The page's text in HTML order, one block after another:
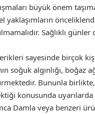
büyük önem
yaklaşımların
Sağlıklı günler
sayesinde birçok
soğuk algınlığı, boğaz
Bununla
konusunda
Damla veya benzeri